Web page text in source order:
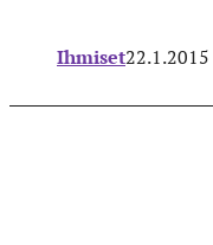
Ihmiset22.1.2015